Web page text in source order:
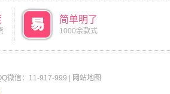
简单明了
1000余款式
微信：11-917-999
网站地图